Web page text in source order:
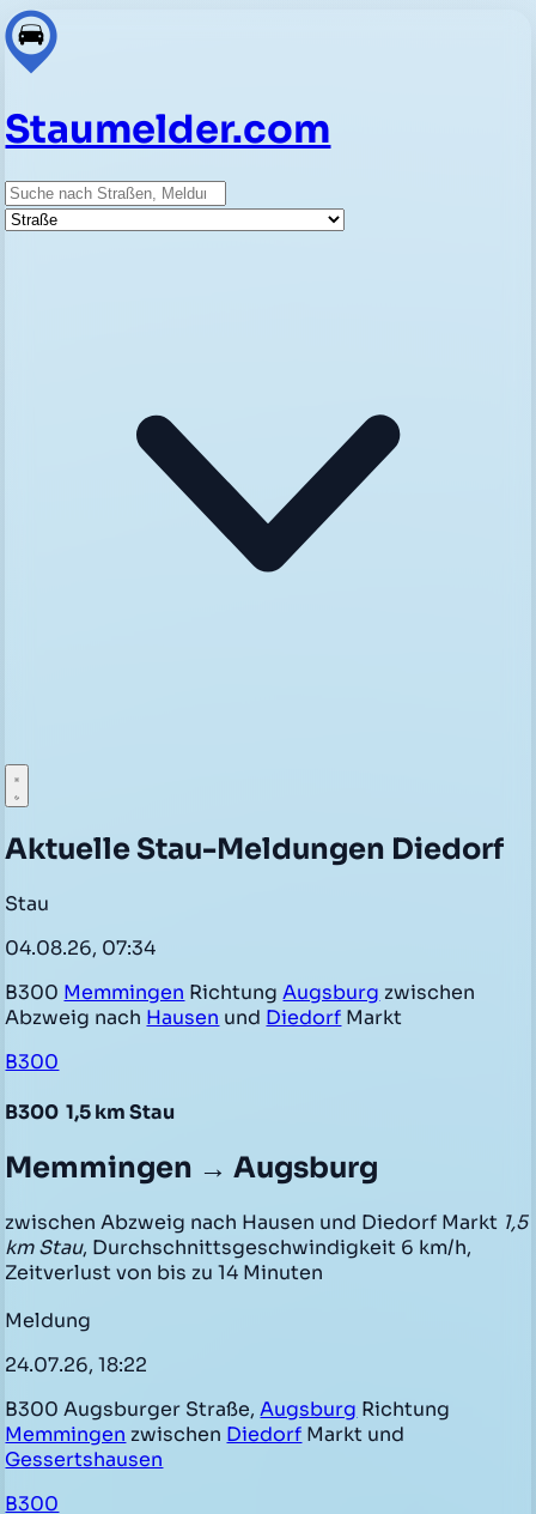
Staumelder.com
Suche
Straße
Aktuelle Stau-Meldungen Diedorf
Stau
04.08.26, 07:34
B300 Memmingen RichtungAugsburg zwischen
Abzweig nach Hausen und Diedorf Markt
B300
B300 1,5 km Stau
Memmingen → Augsburg
zwischen Abzweig nach Hausen und Diedorf Markt 1,5
km Stau, Durchschnittsgeschwindigkeit 6 km/h,
Zeitverlust von bis zu 14 Minuten
Meldung
24.07.26, 18:22
B300 Augsburger Straße,Augsburg Richtung
Memmingen zwischen Diedorf Markt und
Gessertshausen
B300